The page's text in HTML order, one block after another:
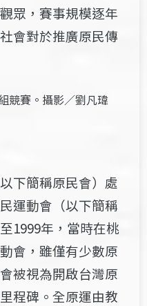
眾，賽事規模逐年
會對於推廣原民傳
競賽。攝影／劉凡瑋
下簡稱原民會）處
運動會（以下簡稱
1999年，當時在桃
會，雖僅有少數原
被視為開啟台灣原
程碑。全原運由教